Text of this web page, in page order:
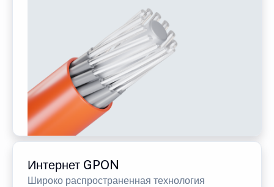
Интернет GPON
Широко распространенная технология